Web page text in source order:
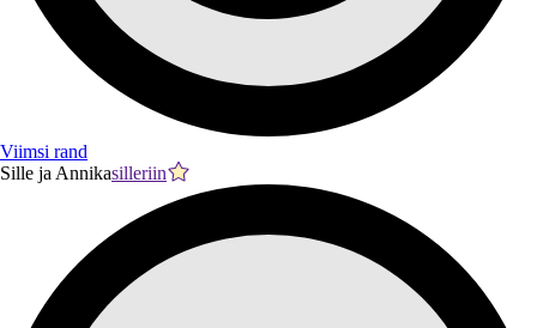
Viimsi rand
Sille ja Annikasilleriin